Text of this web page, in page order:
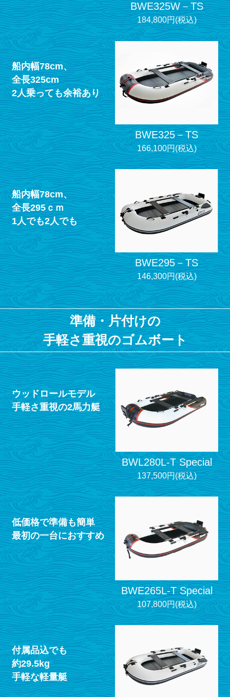
BWE325W－TS
184,800円(税込)
船内幅78cm、
全長325cm
2人乗っても余裕あり
BWE325－TS
166,100円(税込)
船内幅78cm、
全長295ｃｍ
1人でも2人でも
BWE295－TS
146,300円(税込)
準備・片付けの
手軽さ重視のゴムボート
ウッドロールモデル
手軽さ重視の2馬力艇
BWL280L-T Special
137,500円(税込)
低価格で準備も簡単
最初の一台におすすめ
BWE265L-T Special
107,800円(税込)
付属品込でも
約29.5kg
手軽な軽量艇